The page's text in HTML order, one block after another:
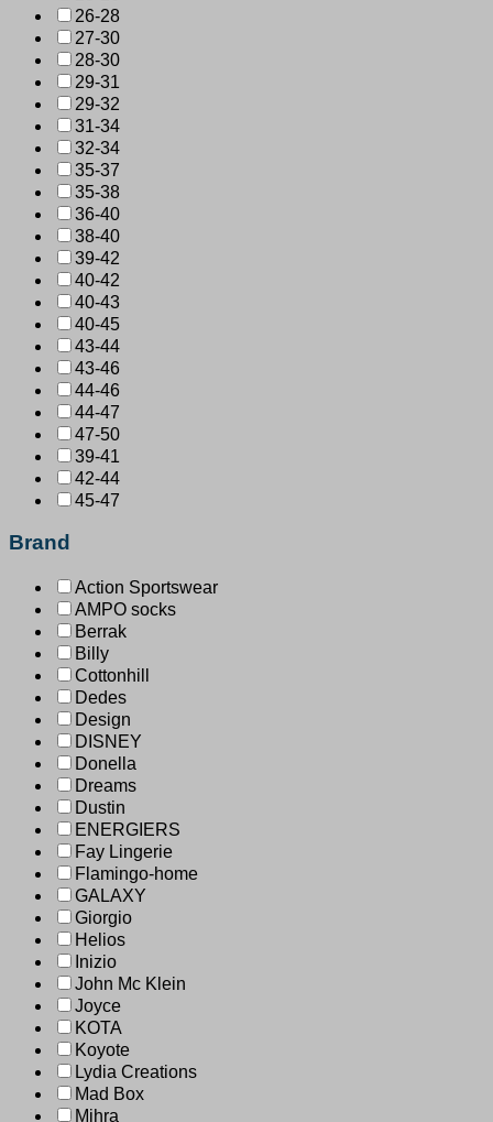
26-28
27-30
28-30
29-31
29-32
31-34
32-34
35-37
35-38
36-40
38-40
39-42
40-42
40-43
40-45
43-44
43-46
44-46
44-47
47-50
39-41
42-44
45-47
Brand
Action Sportswear
AMPO socks
Berrak
Billy
Cottonhill
Dedes
Design
DISNEY
Donella
Dreams
Dustin
ENERGIERS
Fay Lingerie
Flamingo-home
GALAXY
Giorgio
Helios
Inizio
John Mc Klein
Joyce
KOTA
Koyote
Lydia Creations
Mad Box
Mihra